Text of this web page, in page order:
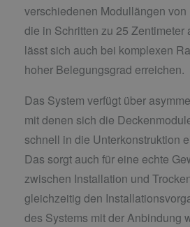
verschiedenen Modullängen von
die in Schritten zu 25 Zentimeter
lässt sich auch bei komplexen
hoher Belegungsgrad erreichen.
Das System verfügt über
mit denen sich die
schnell in die Unterkonstruktion
Das sorgt auch für eine echte
zwischen Installation und
gleichzeitig den
des Systems mit der Anbindung